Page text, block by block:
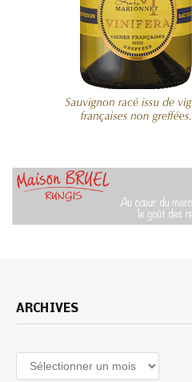
ARCHIVES
Archives